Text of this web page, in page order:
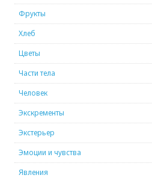
Фрукты
Хлеб
Цветы
Части тела
Человек
Экскременты
Экстерьер
Эмоции и чувства
Явления